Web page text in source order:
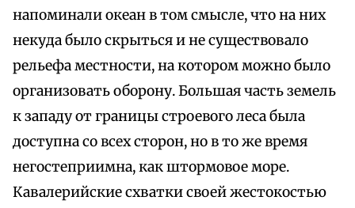
напоминали океан в том смысле, что на них
некуда было скрыться и не существовало
рельефа местности, на котором можно было
организовать оборону. Большая часть земель
к западу от границы строевого леса была
доступна со всех сторон, но в то же время
негостеприимна, как штормовое море.
Кавалерийские схватки своей жестокостью